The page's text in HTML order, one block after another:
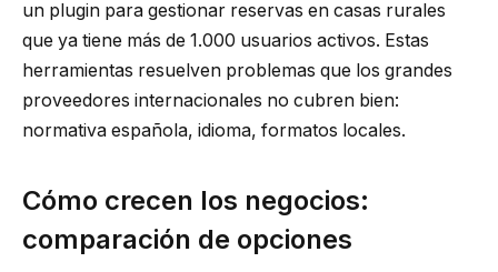
un plugin para gestionar reservas en casas rurales
que ya tiene más de 1.000 usuarios activos. Estas
herramientas resuelven problemas que los grandes
proveedores internacionales no cubren bien:
normativa española, idioma, formatos locales.
Cómo crecen los negocios:
comparación de opciones